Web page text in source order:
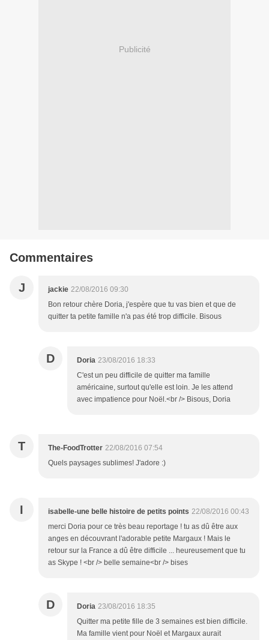
Publicité
Commentaires
J jackie 22/08/2016 09:30
Bon retour chère Doria, j'espère que tu vas bien et que de
quitter ta petite famille n'a pas été trop difficile. Bisous
D Doria 23/08/2016 18:33
C'est un peu difficile de quitter ma famille
américaine, surtout qu'elle est loin. Je les attend
avec impatience pour Noël.<br /> Bisous, Doria
T The-FoodTrotter 22/08/2016 07:54
Quels paysages sublimes! J'adore :)
I isabelle-une belle histoire de petits points 22/08/2016 00:43
merci Doria pour ce très beau reportage ! tu as dû être aux
anges en découvrant l'adorable petite Margaux ! Mais le
retour sur la France a dû être difficile ... heureusement que tu
as Skype ! <br /> belle semaine<br /> bises
D Doria 23/08/2016 18:35
Quitter ma petite fille de 3 semaines est bien difficile.
Ma famille vient pour Noël et Margaux aurait